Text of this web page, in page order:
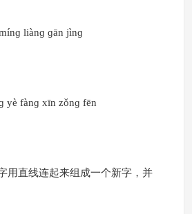
liànɡ ɡān jìnɡ
yè fànɡ xīn zǒnɡ fēn
用直线连起来组成一个新字，并